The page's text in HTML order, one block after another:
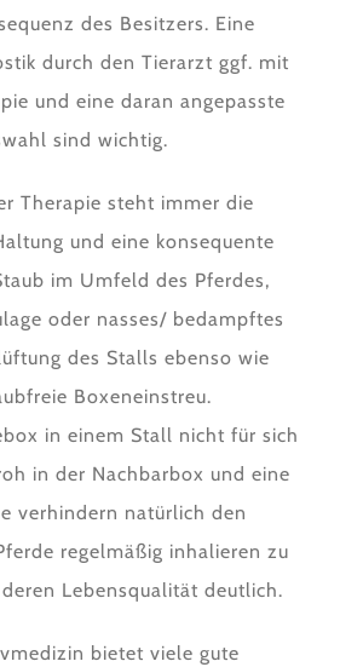
des Besitzers. Eine
durch den Tierarzt ggf. mit
und eine daran angepasste
sind wichtig.
Therapie steht immer die
und eine konsequente
im Umfeld des Pferdes,
oder nasses/ bedampftes
des Stalls ebenso wie
Boxeneinstreu.
in einem Stall nicht für sich
in der Nachbarbox und eine
verhindern natürlich den
regelmäßig inhalieren zu
Lebensqualität deutlich.
bietet viele gute